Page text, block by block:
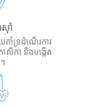
ស៊ាំ
ាំទ្រដំណើរការ
សិកា និងបង្កើត